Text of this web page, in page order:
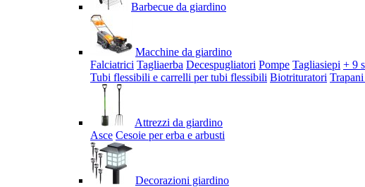
Barbecue da giardino
Macchine da giardino
Falciatrici Tagliaerba Decespugliatori Pompe Tagliasiepi + 9
Tubi flessibili e carrelli per tubi flessibili Biotrituratori
Attrezzi da giardino
Asce Cesoie per erba e arbusti
Decorazioni giardino